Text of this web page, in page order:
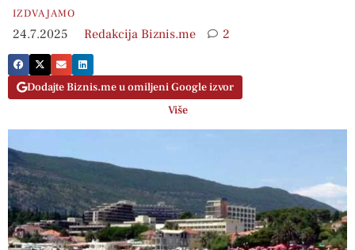
IZDVAJAMO
24.7.2025 Redakcija Biznis.me 2
Dodajte Biznis.me u omiljeni Google izvor
Više